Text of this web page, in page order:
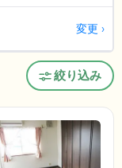
変更
絞り込み